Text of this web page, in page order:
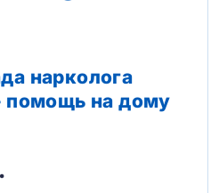
нарколога
помощь на дому